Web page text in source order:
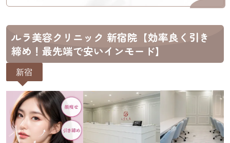
ルラ美容クリニック 新宿院【効率良く引き
締め！最先端で安いインモード】
新宿